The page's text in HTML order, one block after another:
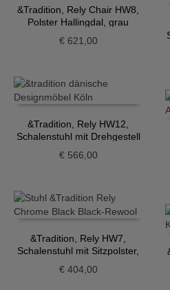
&Tradition, Rely Chair HW8,
Polster Hallingdal, grau
€621,00
&Tradition, Rely HW12,
Schalenstuhl mit Drehgestell
und Sitzpolster, dunkelrot
€566,00
&Tradition, Rely HW7,
Schalenstuhl mit Sitzpolster,
€404,00